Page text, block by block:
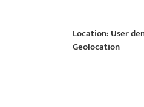
Location: User
Geolocation